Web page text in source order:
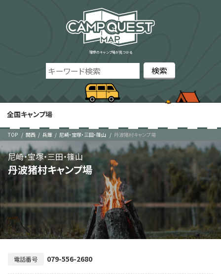
理想のキャンプ場が見つかる
全国キャンプ場
TOP 関西 兵庫 尼崎・宝塚・三田・篠山 丹波猪村キャンプ場
丹波猪村キャンプ場
尼崎・宝塚・三田・篠山
電話番号 079-556-2680